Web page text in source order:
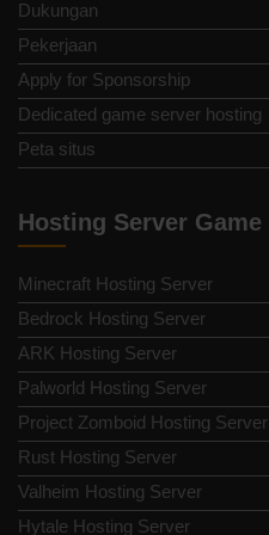
Dukungan
Pekerjaan
Apply for Sponsorship
Dedicated game server hosting
Peta situs
Hosting Server Game
Minecraft Hosting Server
Bedrock Hosting Server
ARK Hosting Server
Palworld Hosting Server
Project Zomboid Hosting Server
Rust Hosting Server
Valheim Hosting Server
Hytale Hosting Server